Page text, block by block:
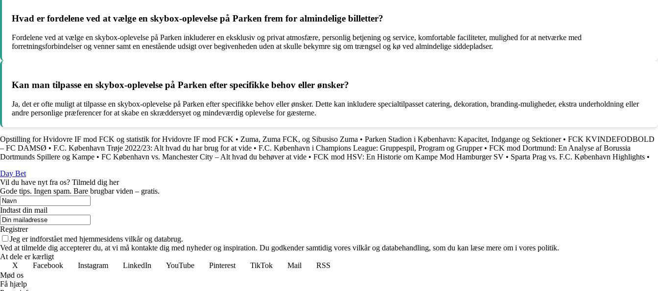
Hvad er fordelene ved at vælge en skybox-oplevelse på Parken frem for almindelige billetter?
Fordelene ved at vælge en skybox-oplevelse på Parken inkluderer en eksklusiv og privat atmosfære, personlig betjening og service, komfortable faciliteter, mulighed for at netværke med
forretningsforbindelser og venner samt en enestående udsigt over begivenheden uden at skulle bekymre sig om trængsel og kø ved almindelige siddepladser.
Kan man tilpasse en skybox-oplevelse på Parken efter specifikke behov eller ønsker?
Ja, det er ofte muligt at tilpasse en skybox-oplevelse på Parken efter specifikke behov eller ønsker. Dette kan inkludere specialtilpasset catering, dekoration, branding-muligheder, ekstra underholdning eller
andre personlige præferencer for at skabe en skræddersyet og mindeværdig oplevelse for gæsterne.
Opstilling for Hvidovre IF mod FCK og statistik for Hvidovre IF mod FCK • Zuma, Zuma FCK, og Sibusiso Zuma • Parken Stadion i København: Kapacitet, Indgange og Sektioner• FCK KVINDEFODBOLD
– FC DAMSØ • F.C. København Trøje 2022/23: Alt hvad du har brug for at vide • F.C. København i Champions League: Gruppespil, Program og Grupper• FCK mod Dortmund: En Analyse af Borussia
Dortmunds Spillere og Kampe • FC København vs. Manchester City – Alt hvad du behøver at vide • FCK mod HSV: En Historie om Kampe Mod Hamburger SV • Sparta Prag vs. F.C. København Highlights •
Day Bet
Vil du have nyt fra os? Tilmeld dig her
Gode tips. Ingen spam. Bare brugbar viden – gratis.
Indtast din mail
Registrer
Jeg er indforstået med hjemmesidens vilkår og databrug.
Ved at tilmelde dig accepterer du, at vi må kontakte dig med nyheder og inspiration. Du godkender samtidig vores vilkår og databehandling, som du kan læse mere om i vores politik.
At dele er kærligt
X
Facebook Instagram LinkedIn YouTube Pinterest TikTok Mail
RSS
Mød os
Få hjælp